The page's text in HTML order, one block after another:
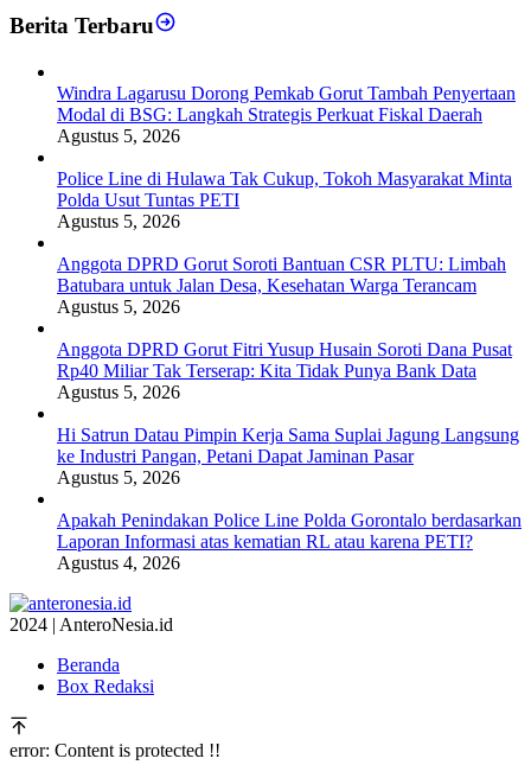
Berita Terbaru
Windra Lagarusu Dorong Pemkab Gorut Tambah Penyertaan
Modal di BSG: Langkah Strategis Perkuat Fiskal Daerah
Agustus 5, 2026
Police Line di Hulawa Tak Cukup, Tokoh Masyarakat Minta
Polda Usut Tuntas PETI
Agustus 5, 2026
Anggota DPRD Gorut Soroti Bantuan CSR PLTU: Limbah
Batubara untuk Jalan Desa, Kesehatan Warga Terancam
Agustus 5, 2026
Anggota DPRD Gorut Fitri Yusup Husain Soroti Dana Pusat
Rp40 Miliar Tak Terserap: Kita Tidak Punya Bank Data
Agustus 5, 2026
Hi Satrun Datau Pimpin Kerja Sama Suplai Jagung Langsung
ke Industri Pangan, Petani Dapat Jaminan Pasar
Agustus 5, 2026
Apakah Penindakan Police Line Polda Gorontalo berdasarkan
Laporan Informasi atas kematian RL atau karena PETI?
Agustus 4, 2026
2024 | AnteroNesia.id
Beranda
Box Redaksi
error: Content is protected !!